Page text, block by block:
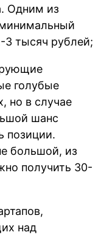
Одним из
3 тысяч рублей;
голубые
но в случае
шанс
позиции.
большой, из
получить 30-
над